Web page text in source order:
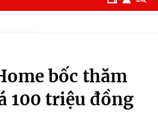
bốc thăm
100 triệu đồng